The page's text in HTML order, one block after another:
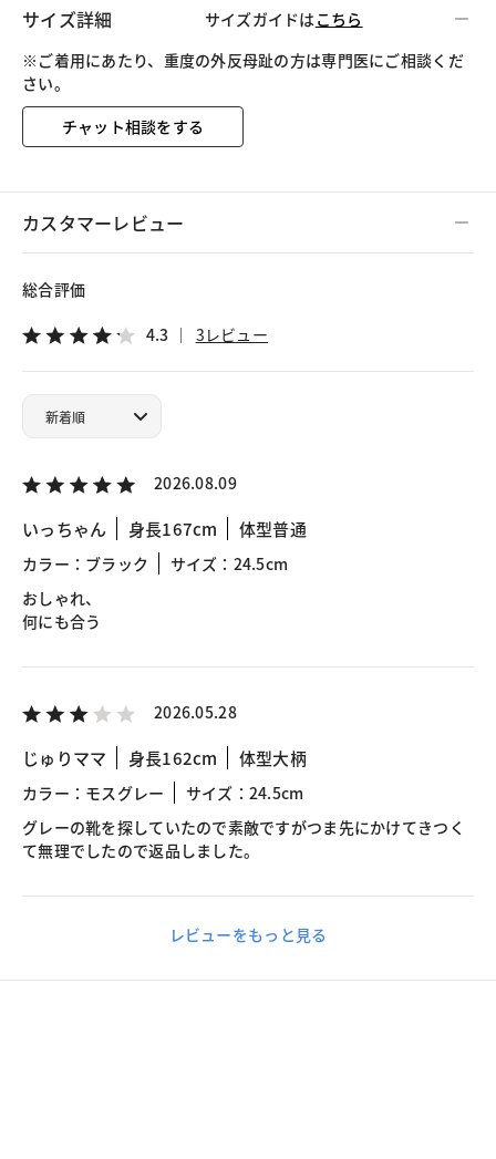
サイズ詳細 サイズガイドは こちら
※ご着用にあたり、重度の外反母趾の方は専門医にご相談くだ
さい。
チャット相談をする
カスタマーレビュー
総合評価
4.3 3レビュー
2026.08.09
いっちゃん 身長167cm 体型普通
カラー：ブラック
サイズ：24.5cm
おしゃれ、
何にも合う
2026.05.28
じゅりママ 身長162cm 体型大柄
カラー：モスグレー
サイズ：24.5cm
グレーの靴を探していたので素敵ですがつま先にかけてきつく
て無理でしたので返品しました。
レビューをもっと見る